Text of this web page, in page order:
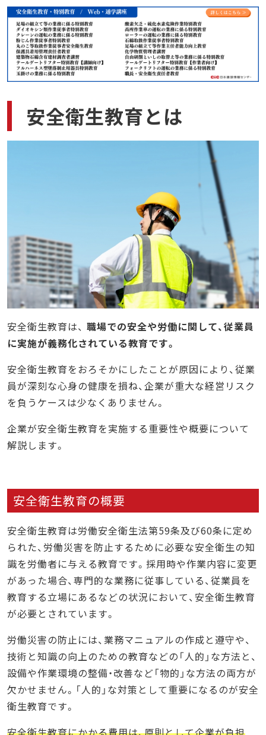
実施責任者の選任
教育内容の充実
安全衛生教育はオンライン（Web）講座がおすす
め
CIC日本建設情報センターの安全衛生教育の特徴
安全衛生教育とは
安全衛生教育は、 職場での安全や労働に関して、従業員
に実施が義務化されている教育です。
安全衛生教育をおろそかにしたことが原因により、従業
員が深刻な心身の健康を損ね、企業が重大な経営リスク
を負うケースは少なくありません。
企業が安全衛生教育を実施する重要性や概要について
解説します。
安全衛生教育の概要
安全衛生教育は労働安全衛生法第59条及び60条に定め
られた、労働災害を防止するために必要な安全衛生の知
識を労働者に与える教育です。採用時や作業内容に変更
があった場合、専門的な業務に従事している、従業員を
教育する立場にあるなどの状況において、安全衛生教育
が必要とされています。
労働災害の防止には、業務マニュアルの作成と遵守や、
技術と知識の向上のための教育などの「人的」な方法と、
設備や作業環境の整備・改善など「物的」な方法の両方が
欠かせません。「人的」な対策として重要になるのが安全
衛生教育です。